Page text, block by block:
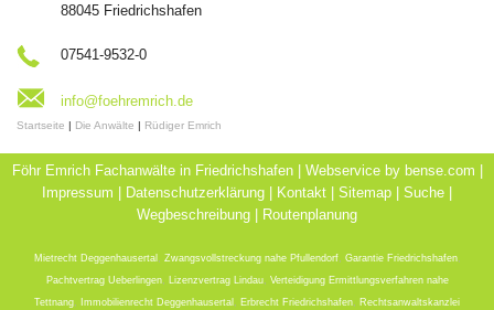
88045 Friedrichshafen
07541-9532-0
info@foehremrich.de
Startseite | Die Anwälte | Rüdiger Emrich
Föhr Emrich Fachanwälte in Friedrichshafen | Webservice by bense.com
Impressum
Datenschutzerklärung Kontakt Sitemap Suche
Wegbeschreibung
Routenplanung
Mietrecht Deggenhausertal Zwangsvollstreckung nahe Pfullendorf, Garantie Friedrichshafen,
Pachtvertrag Ueberlingen, Lizenzvertrag Lindau, Verteidigung Ermittlungsverfahren nahe
Tettnang
Immobilienrecht Deggenhausertal Erbrecht Friedrichshafen Rechtsanwaltskanzlei